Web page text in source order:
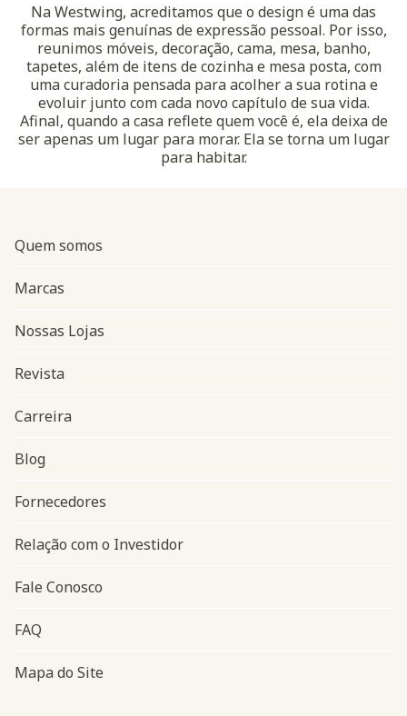
Na Westwing, acreditamos que o design é uma das
formas mais genuínas de expressão pessoal. Por isso,
reunimos móveis, decoração, cama, mesa, banho,
tapetes, além de itens de cozinha e mesa posta, com
uma curadoria pensada para acolher a sua rotina e
evoluir junto com cada novo capítulo de sua vida.
Afinal, quando a casa reflete quem você é, ela deixa de
ser apenas um lugar para morar. Ela se torna um lugar
para habitar.
Navegação do rodapé
Quem somos
Marcas
Nossas Lojas
Revista
Carreira
Blog
Fornecedores
Relação com o Investidor
Fale Conosco
FAQ
Mapa do Site